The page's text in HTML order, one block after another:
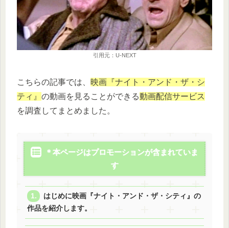
引用元：U-NEXT
こちらの記事では、 映画『ナイト・アンド・ザ・シ
ティ』 の動画を見ることができる動画配信サービス
を調査してまとめました。
＊本ページはプロモーションが含まれていま
す
はじめに映画『ナイト・アンド・ザ・シティ』の
作品を紹介します。